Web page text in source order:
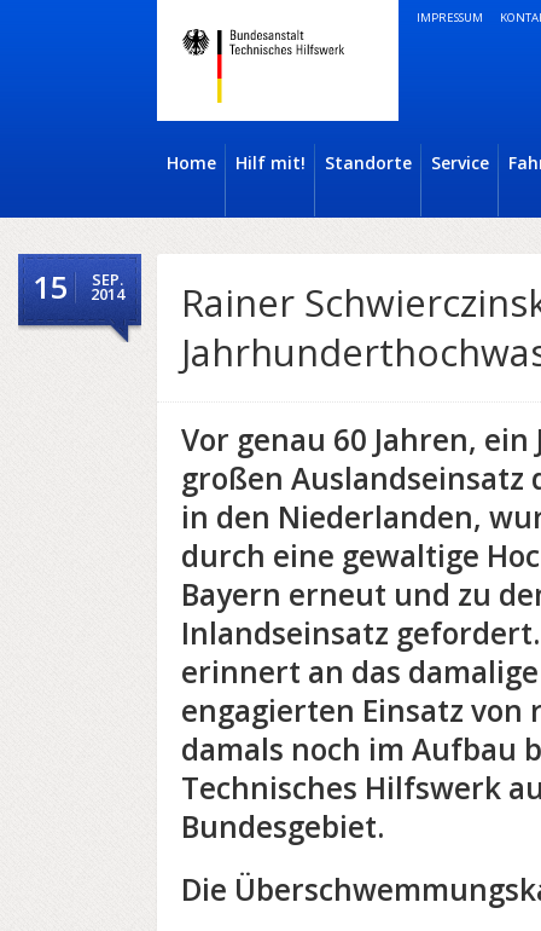
IMPRESSUM
Home Hilf mit! Standorte Service
15 SEP.
2014
Rainer
Vor genau 60 Jahren,
großen Auslandseinsatz
in den Niederlanden,
durch eine gewaltige
Bayern erneut und zu
Inlandseinsatz
erinnert an das
engagierten Einsatz von
damals noch im Aufbau
Technisches Hilfswerk
Bundesgebiet.
Die